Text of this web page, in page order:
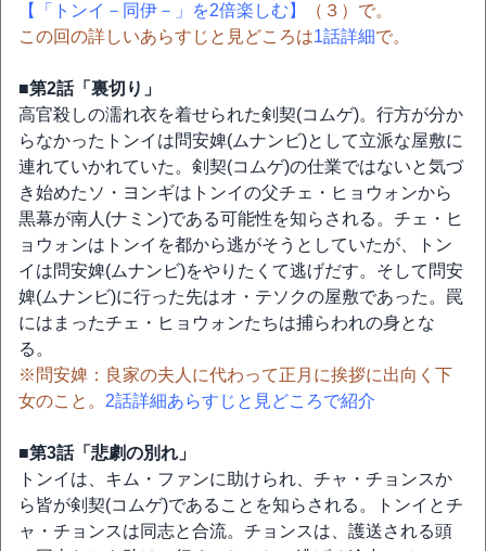
【「トンイ－同伊－」を2倍楽しむ】
（３）で。
この回の詳しいあらすじと見どころは1話詳細で。
■第2話「裏切り」
高官殺しの濡れ衣を着せられた剣契(コムゲ)。行方が分か
らなかったトンイは問安婢(ムナンビ)として立派な屋敷に
連れていかれていた。剣契(コムゲ)の仕業ではないと気づ
き始めたソ・ヨンギはトンイの父チェ・ヒョウォンから
黒幕が南人(ナミン)である可能性を知らされる。チェ・ヒ
ョウォンはトンイを都から逃がそうとしていたが、トン
イは問安婢(ムナンビ)をやりたくて逃げだす。そして問安
婢(ムナンビ)に行った先はオ・テソクの屋敷であった。罠
にはまったチェ・ヒョウォンたちは捕らわれの身とな
る。
※問安婢：良家の夫人に代わって正月に挨拶に出向く下
女のこと。 2話詳細あらすじと見どころで紹介
■第3話「悲劇の別れ」
トンイは、キム・ファンに助けられ、チャ・チョンスか
ら皆が剣契(コムゲ)であることを知らされる。トンイとチ
ャ・チョンスは同志と合流。チョンスは、護送される頭